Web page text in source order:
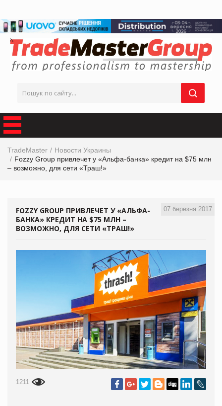
TradeMaster
Новости Украины
Fozzy Group привлечет у «Альфа-банка» кредит на $75 млн
– возможно, для сети «Траш!»
07 березня 2017
FOZZY GROUP ПРИВЛЕЧЕТ У «АЛЬФА-
БАНКА» КРЕДИТ НА $75 МЛН –
ВОЗМОЖНО, ДЛЯ СЕТИ «ТРАШ!»
1211